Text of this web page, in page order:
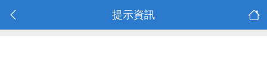
提示資訊